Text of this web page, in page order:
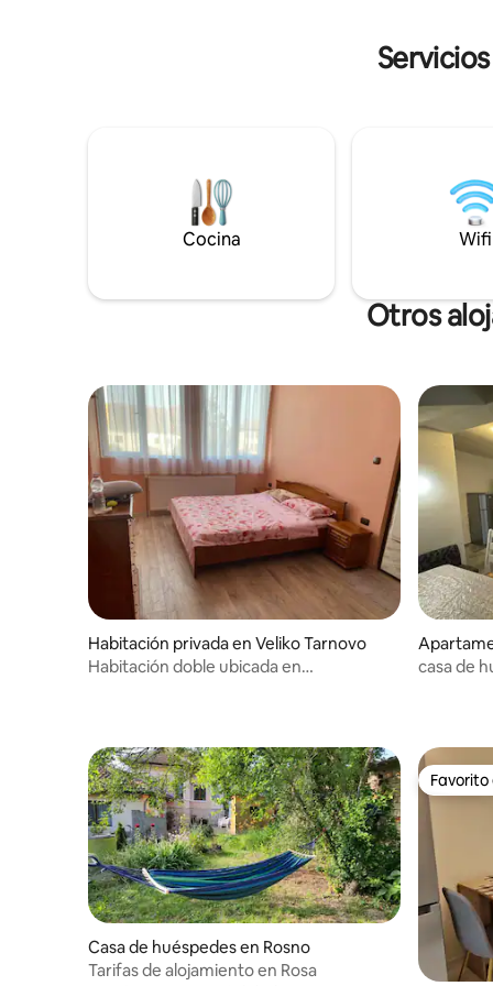
Cocina Wifi
Otros
Habitación privada en Veliko Tarnovo
Habitación doble ubicada en
casa de
Casa de huéspedes en Rosno
Tarifas de alojamiento en Rosa